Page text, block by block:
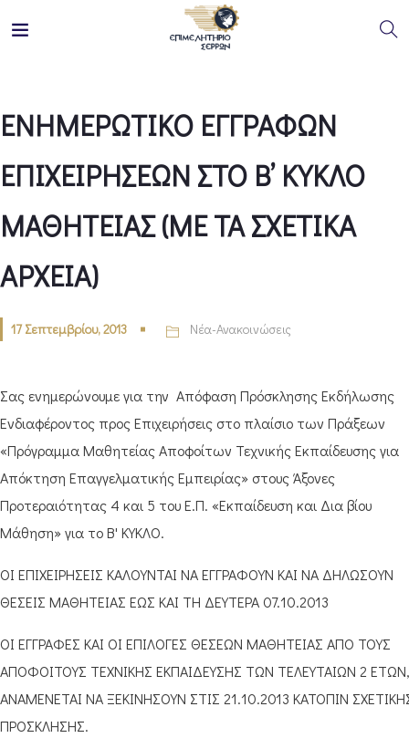
ΕΝΗΜΕΡΩΤΙΚΟ ΕΓΓΡΑΦΩΝ
ΕΠΙΧΕΙΡΗΣΕΩΝ ΣΤΟ Β’ ΚΥΚΛΟ
ΜΑΘΗΤΕΙΑΣ (ΜΕ ΤΑ ΣΧΕΤΙΚΑ
ΑΡΧΕΙΑ)
17 Σεπτεμβρίου, 2013 Νέα-Ανακοινώσεις
Σας ενημερώνουμε για την Απόφαση Πρόσκλησης Εκδήλωσης
Ενδιαφέροντος προς Επιχειρήσεις στο πλαίσιο των Πράξεων
«Πρόγραμμα Μαθητείας Αποφοίτων Τεχνικής Εκπαίδευσης για
Απόκτηση Επαγγελματικής Εμπειρίας» στους Άξονες
Προτεραιότητας 4 και 5 του Ε.Π. «Εκπαίδευση και Δια βίου
Μάθηση» για το Β' ΚΥΚΛΟ.
ΟΙ ΕΠΙΧΕΙΡΗΣΕΙΣ ΚΑΛΟΥΝΤΑΙ ΝΑ ΕΓΓΡΑΦΟΥΝ ΚΑΙ ΝΑ ΔΗΛΩΣΟΥΝ
ΘΕΣΕΙΣ ΜΑΘΗΤΕΙΑΣ ΕΩΣ ΚΑΙ ΤΗ ΔΕΥΤΕΡΑ 07.10.2013
ΟΙ ΕΓΓΡΑΦΕΣ ΚΑΙ ΟΙ ΕΠΙΛΟΓΕΣ ΘΕΣΕΩΝ ΜΑΘΗΤΕΙΑΣ ΑΠΟ ΤΟΥΣ
ΑΠΟΦΟΙΤΟΥΣ ΤΕΧΝΙΚΗΣ ΕΚΠΑΙΔΕΥΣΗΣ ΤΩΝ ΤΕΛΕΥΤΑΙΩΝ 2 ΕΤΩΝ,
ΑΝΑΜΕΝΕΤΑΙ ΝΑ ΞΕΚΙΝΗΣΟΥΝ ΣΤΙΣ 21.10.2013 ΚΑΤΟΠΙΝ
ΠΡΟΣΚΛΗΣΗΣ.